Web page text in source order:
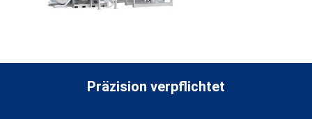
Präzision verpflichtet